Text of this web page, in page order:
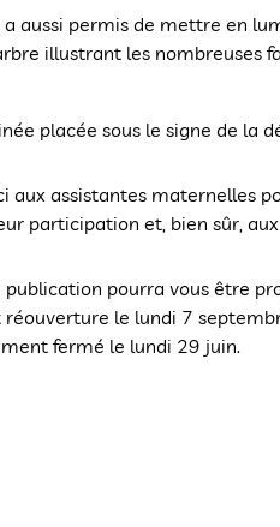
aussi permis de mettre en
illustrant les
placée sous le signe de la
aux assistantes maternelles
participation et, bien sûr,
pourra vous être
le lundi 7
fermé le lundi 29 juin.